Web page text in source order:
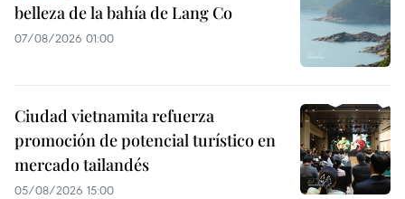
belleza de la bahía de Lang Co
07/08/2026 01:00
Ciudad vietnamita refuerza
promoción de potencial turístico en
mercado tailandés
05/08/2026 15:00